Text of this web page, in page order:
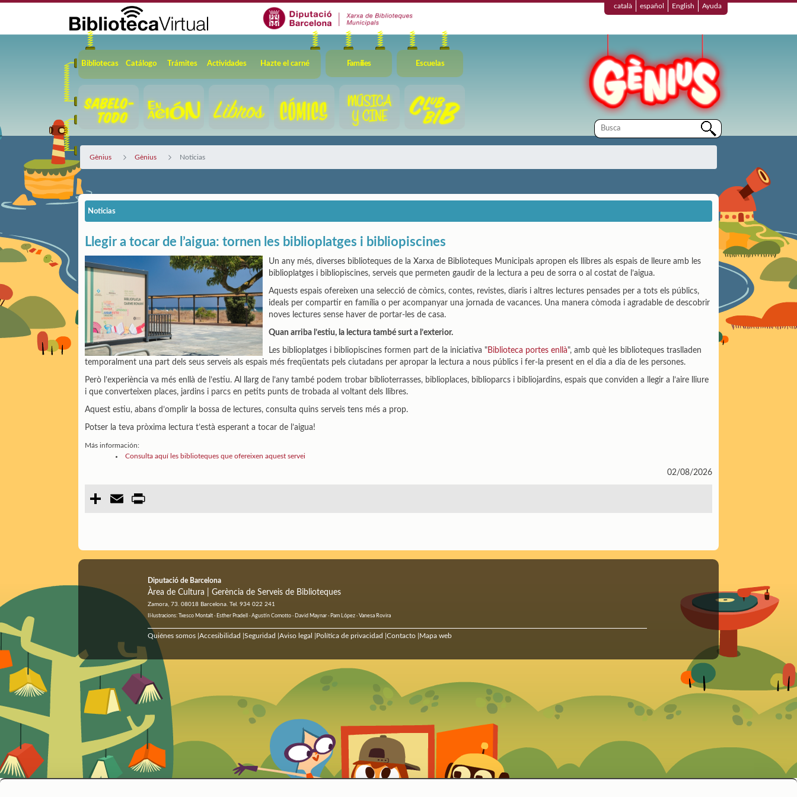
català español English Ayuda
Navegación
Bibliotecas Catálogo Trámites Actividades Hazte el carné Famílies Escuelas
Gènius Gènius Noticias
Noticias
Llegir a tocar de l’aigua: tornen les biblioplatges i bibliopiscines
Un any més, diverses biblioteques de la Xarxa de Biblioteques Municipals apropen els llibres als espais de lleure amb les
biblioplatges i bibliopiscines, serveis que permeten gaudir de la lectura a peu de sorra o al costat de l’aigua.
Aquests espais ofereixen una selecció de còmics, contes, revistes, diaris i altres lectures pensades per a tots els públics,
ideals per compartir en família o per acompanyar una jornada de vacances. Una manera còmoda i agradable de descobrir
noves lectures sense haver de portar-les de casa.
Quan arriba l’estiu, la lectura també surt a l’exterior.
Les biblioplatges i bibliopiscines formen part de la iniciativa "Biblioteca portes enllà", amb què les biblioteques traslladen
temporalment una part dels seus serveis als espais més freqüentats pels ciutadans per apropar la lectura a nous públics i fer-la present en el dia a dia de les persones.
Però l’experiència va més enllà de l’estiu. Al llarg de l’any també podem trobar biblioterrasses, biblioplaces, biblioparcs i bibliojardins, espais que conviden a llegir a l’aire lliure
i que converteixen places, jardins i parcs en petits punts de trobada al voltant dels llibres.
Aquest estiu, abans d’omplir la bossa de lectures, consulta quins serveis tens més a prop.
Potser la teva pròxima lectura t’està esperant a tocar de l’aigua!
Más información:
Consulta aquí les biblioteques que ofereixen aquest servei
02/08/2026
t
i
m
Diputació de Barcelona
Àrea de Cultura | Gerència de Serveis de Biblioteques
Zamora, 73. 08018 Barcelona. Tel. 934 022 241
Il·lustracions: Txesco Montalt · Esther Pradell · Agustín Comotto · David Maynar · Pam López · Vanesa Rovira
Quiénes somos| Accesibilidad Seguridad Aviso legal Política de privacidad Contacto| Mapa web